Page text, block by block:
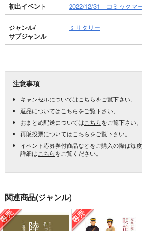
初出イベント
2022/12/31 コミックマ
ジャンル/
サブジャンル
ミリタリー
注意事項
キャンセルについては こちらをご覧下さい。
返品については こちらをご覧下さい。
おまとめ配送については こちらをご覧下さい。
再販投票については こちらをご覧下さい。
イベント応募券付商品などをご購入の際は毎度
詳細は こちらをご覧ください。
関連商品(ジャンル)